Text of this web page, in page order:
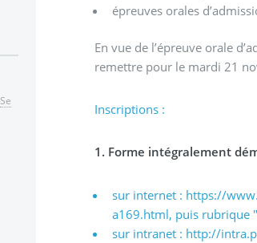
épreuves orales
En vue de l’épreuve orale
remettre pour le mardi 21
Inscriptions :
1. Forme intégralement
sur internet : https://
a169.html, puis rubrique
sur intranet : http://
Se